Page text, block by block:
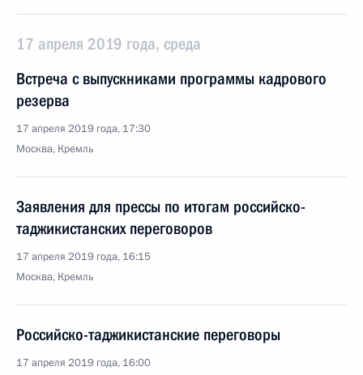
17 апреля 2019 года, среда
Встреча с выпускниками программы кадрового
резерва
17 апреля 2019 года, 17:30
Москва, Кремль
Заявления для прессы по итогам российско-
таджикистанских переговоров
17 апреля 2019 года, 16:15
Москва, Кремль
Российско-таджикистанские переговоры
17 апреля 2019 года, 16:00